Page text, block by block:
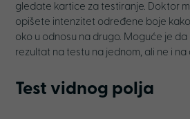
gledate kartice za testiranje. Doktor
opišete intenzitet određene boje
oko u odnosu na drugo. Moguće je
rezultat na testu na jednom, ali ne i na
Test vidnog polja